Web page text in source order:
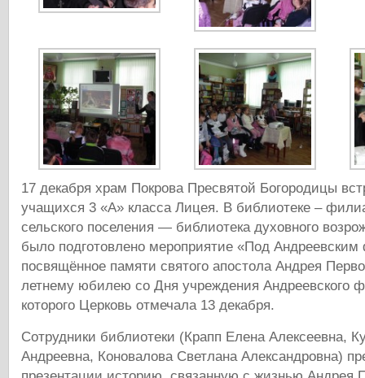
17 декабря храм Покрова Пресвятой Богородицы
учащихся 3 «А» класса Лицея. В библиотеке –
сельского поселения — библиотека духовного
было подготовлено мероприятие «Под
посвящённое памяти святого апостола Андрея
летнему юбилею со Дня учреждения Андреевского
которого Церковь отмечала 13 декабря.
Сотрудники библиотеки (Крапп Елена Алексеевна,
Андреевна, Коновалова Светлана Александровна)